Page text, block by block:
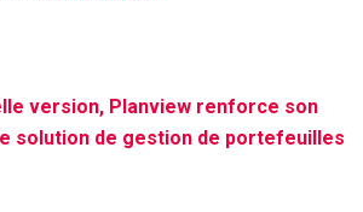
version, Planview renforce son
solution de gestion de portefeuilles